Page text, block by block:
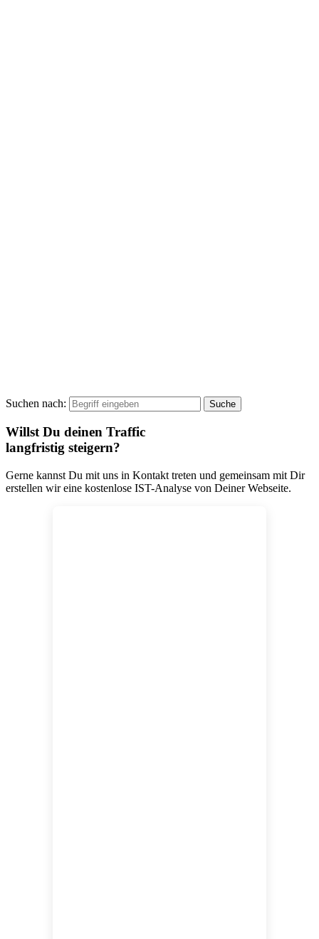
Suchen nach:
Willst Du deinen Traffic
langfristig steigern?
Gerne kannst Du mit uns in Kontakt treten und gemeinsam mit Dir
erstellen wir eine kostenlose IST-Analyse von Deiner Webseite.